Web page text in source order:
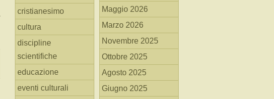
cristianesimo
cultura
discipline
scientifiche
educazione
eventi culturali
Maggio 2026
Marzo 2026
Novembre 2025
Ottobre 2025
Agosto 2025
Giugno 2025